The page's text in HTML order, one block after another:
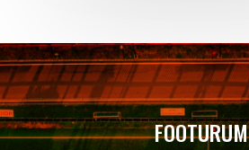
FOOTURUM